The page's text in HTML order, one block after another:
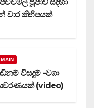
පූජාව සඳහා
වාර කිහිපයක්
MAIN
විසදුම් -වගා
(video)